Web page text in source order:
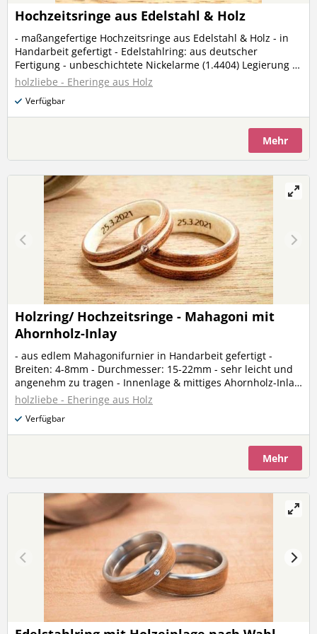
Hochzeitsringe aus Edelstahl & Holz
- maßangefertige Hochzeitsringe aus Edelstahl & Holz - in
Handarbeit gefertigt - Edelstahlring: aus deutscher
Fertigung - unbeschichtete Nickelarme (1.4404) Legierung -
Holz-Inlay mit allen lagernden Holzarten möglich (Bitte
Holzart bei Bestellung angeben) - mittige umlaufende
Holzlinie aus Ahornholz - Ringbreite: 7mm - Breite Holz-
Inlay: 5mm - Ringstärke: ca. 2mm - bombierte Innenseite -
für angenehmen Tragekomfort - Durchmesser: in 10 Größen
von 16,6mm - 22,1mm erhältlich - in schöner Ringschachtel
aus Karton verpackt - Holzoberfläche matt geölt und
gewachst
holzliebe - Eheringe aus Holz
Verfügbar
Mehr
Holzring/ Hochzeitsringe - Mahagoni mit
Ahornholz-Inlay
- aus edlem Mahagonifurnier in Handarbeit gefertigt -
Breiten: 4-8mm - Durchmesser: 15-22mm - sehr leicht und
angenehm zu tragen - Innenlage & mittiges Ahornholz-Inlay
mit ca. 1mm Breite - in schöner Ringschachtel aus Karton
verpackt - geölte und gewachste Oberfläche für noch mehr
Schutz und schönem seidenmatten Glanz - inkl.
Pflegeanleitung - optional sind auch Gravuren sowie ein
holzliebe - Eheringe aus Holz
Verfügbar
Mehr